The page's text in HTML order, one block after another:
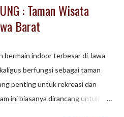
: Taman Wisata
Barat
bermain indoor terbesar di Jawa
berfungsi sebagai taman
penting untuk rekreasi dan
ini biasanya dirancang untuk